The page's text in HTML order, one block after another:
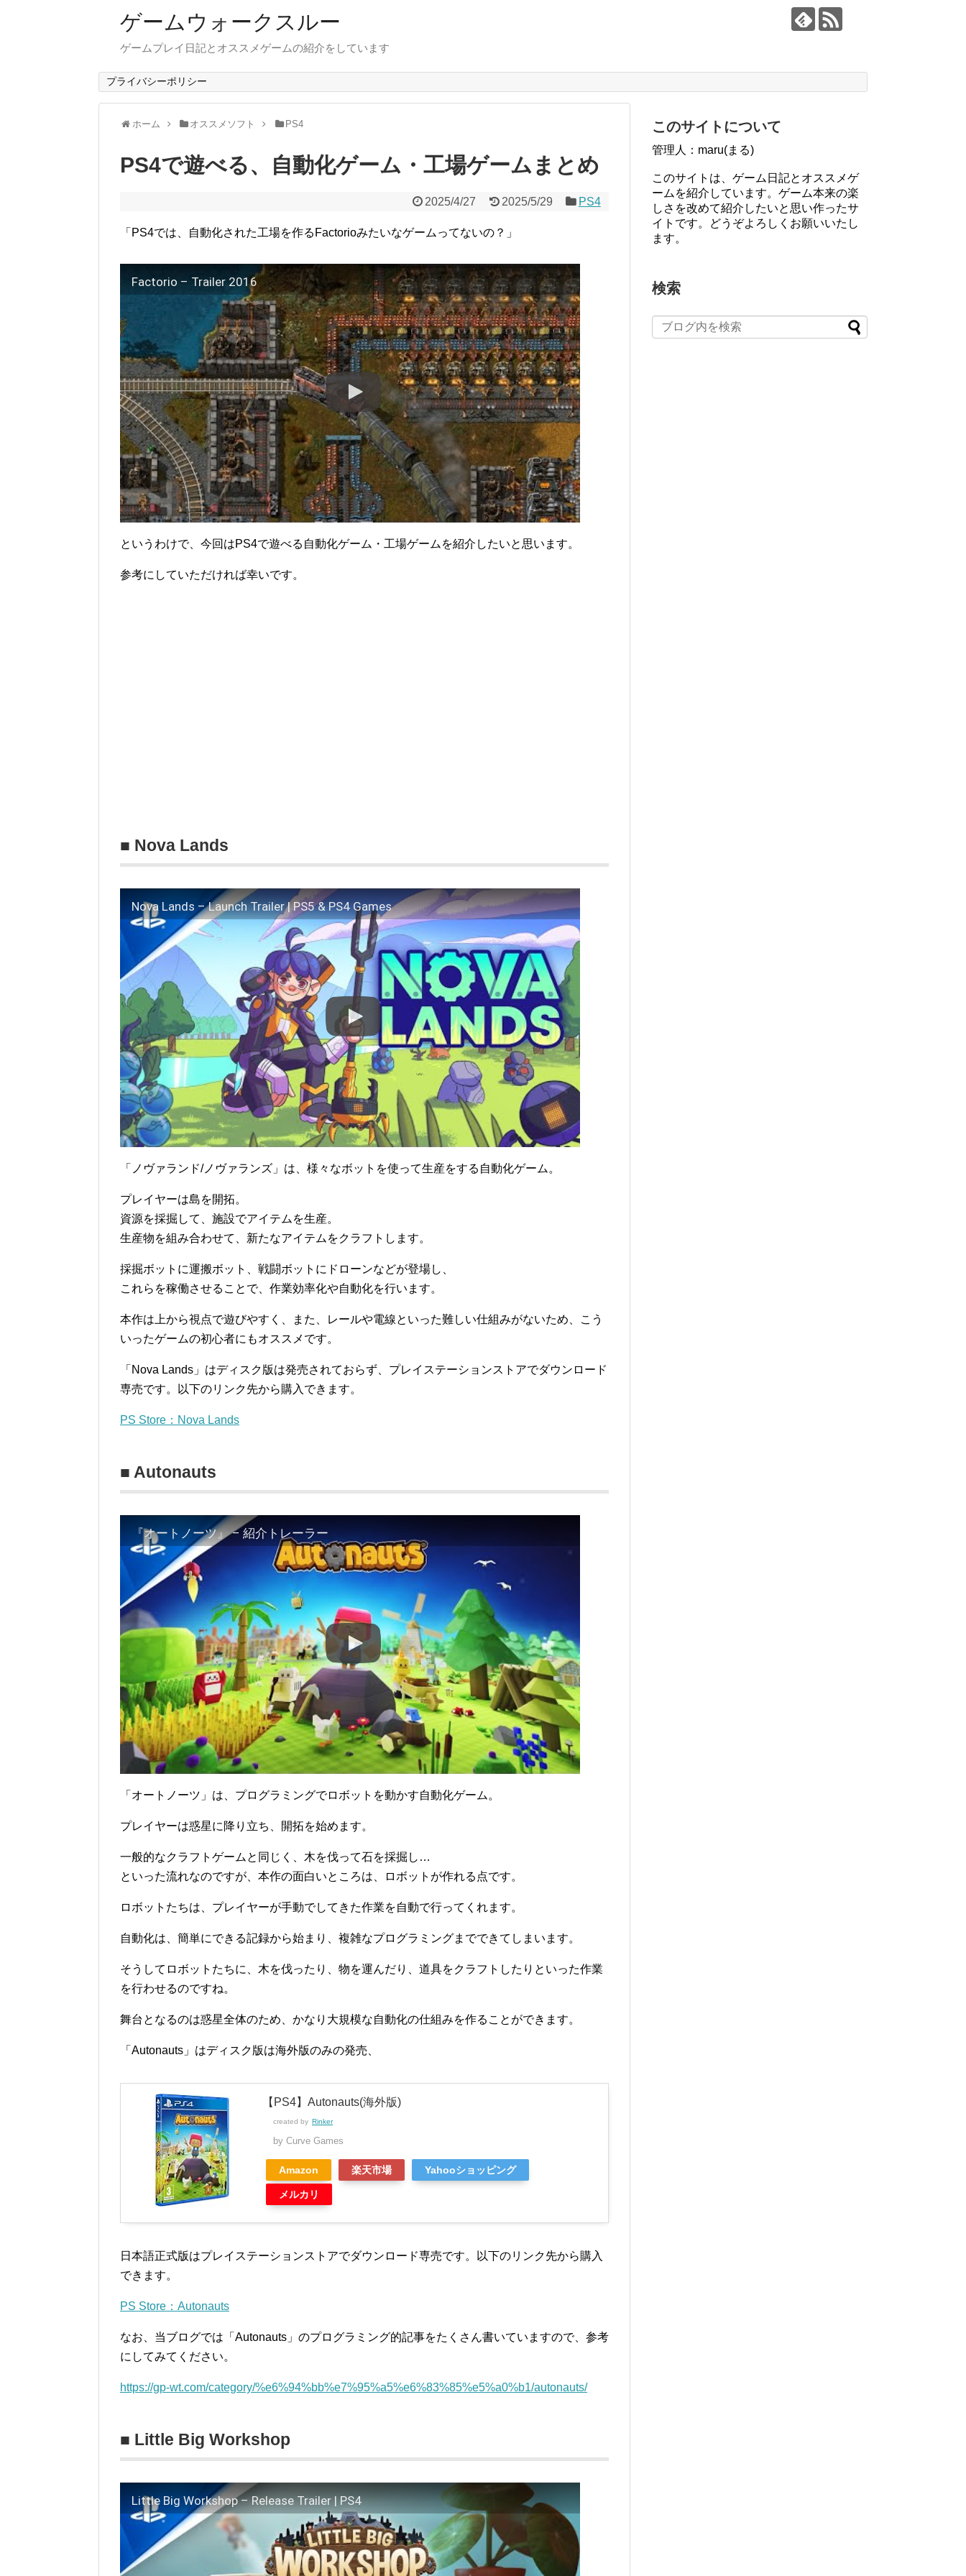
ゲームウォークスルー
ゲームプレイ日記とオススメゲームの紹介をしています
プライバシーポリシー
ホーム オススメソフト PS4
PS4で遊べる、自動化ゲーム・工場ゲームまとめ
2025/4/27 2025/5/29 PS4
「PS4では、自動化された工場を作るFactorioみたいなゲームってないの？」
Factorio – Trailer 2016
というわけで、今回はPS4で遊べる自動化ゲーム・工場ゲームを紹介したいと思います。
参考にしていただければ幸いです。
■ Nova Lands
Nova Lands – Launch Trailer | PS5 & PS4 Games
「ノヴァランド/ノヴァランズ」は、様々なボットを使って生産をする自動化ゲーム。
プレイヤーは島を開拓。
資源を採掘して、施設でアイテムを生産。
生産物を組み合わせて、新たなアイテムをクラフトします。
採掘ボットに運搬ボット、戦闘ボットにドローンなどが登場し、
これらを稼働させることで、作業効率化や自動化を行います。
本作は上から視点で遊びやすく、また、レールや電線といった難しい仕組みがないため、こう
いったゲームの初心者にもオススメです。
「Nova Lands」はディスク版は発売されておらず、プレイステーションストアでダウンロード
専売です。以下のリンク先から購入できます。
PS Store：Nova Lands
■ Autonauts
『オートノーツ』 – 紹介トレーラー
「オートノーツ」は、プログラミングでロボットを動かす自動化ゲーム。
プレイヤーは惑星に降り立ち、開拓を始めます。
一般的なクラフトゲームと同じく、木を伐って石を採掘し…
といった流れなのですが、本作の面白いところは、ロボットが作れる点です。
ロボットたちは、プレイヤーが手動でしてきた作業を自動で行ってくれます。
自動化は、簡単にできる記録から始まり、複雑なプログラミングまでできてしまいます。
そうしてロボットたちに、木を伐ったり、物を運んだり、道具をクラフトしたりといった作業
を行わせるのですね。
舞台となるのは惑星全体のため、かなり大規模な自動化の仕組みを作ることができます。
「Autonauts」はディスク版は海外版のみの発売、
【PS4】Autonauts(海外版)
created by Rinker
by Curve Games
Amazon 楽天市場 Yahooショッピング
メルカリ
日本語正式版はプレイステーションストアでダウンロード専売です。以下のリンク先から購入
できます。
PS Store：Autonauts
なお、当ブログでは「Autonauts」のプログラミング的記事をたくさん書いていますので、参考
にしてみてください。
https://gp-wt.com/category/%e6%94%bb%e7%95%a5%e6%83%85%e5%a0%b1/autonauts/
■ Little Big Workshop
Little Big Workshop – Release Trailer | PS4
このサイトについて
管理人：maru(まる)
このサイトは、ゲーム日記とオススメゲ
ームを紹介しています。ゲーム本来の楽
しさを改めて紹介したいと思い作ったサ
イトです。どうぞよろしくお願いいたし
ます。
検索